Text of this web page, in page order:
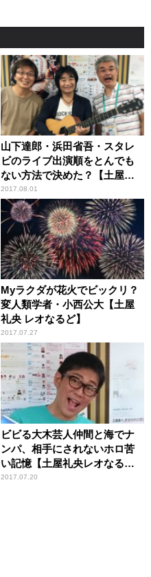
山下達郎・浜田省吾・スタレ
ビのライブ出演順をとんでも
ない方法で決めた？【土屋礼
央 レオなるど】
2017.08.01
Myラクダが花火でビックリ？
変人類学者・小西公大【土屋
礼央 レオなるど】
2017.07.27
ビビる大木芸人仲間と海でナ
ンパ、相手にされないホロ苦
い記憶【土屋礼央レオなる
ど】
2017.07.20